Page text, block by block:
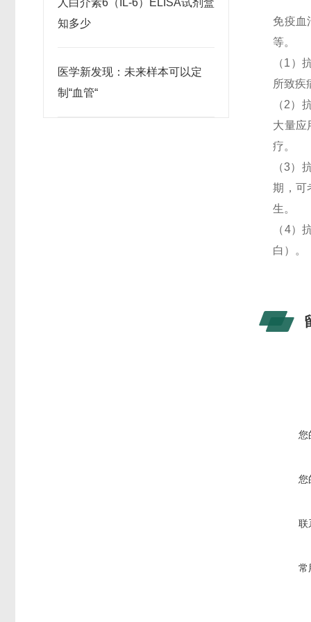
人白介素6（IL-6）ELISA试剂盒
知多少
医学新发现：未来样本可以定
制“血管“
免疫血
等。
（1 ）
所致疾
（2）
大量应
疗。
（3）
期，可
生。
（4）
白）。
您
您
联
常